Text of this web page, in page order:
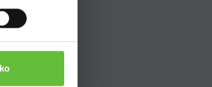
sa k nám